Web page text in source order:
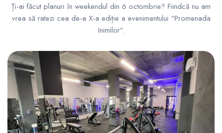
Ți-ai făcut planuri în weekendul din 6 octombrie? Fiindcă nu am
vrea să ratezi cea de-a X-a ediție a evenimentului “Promenada
Inimilor”.